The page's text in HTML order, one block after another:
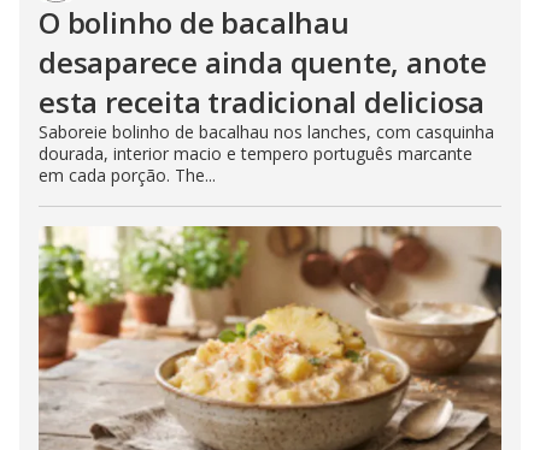
O bolinho de bacalhau
desaparece ainda quente, anote
esta receita tradicional deliciosa
Saboreie bolinho de bacalhau nos lanches, com casquinha
dourada, interior macio e tempero português marcante
em cada porção. The...